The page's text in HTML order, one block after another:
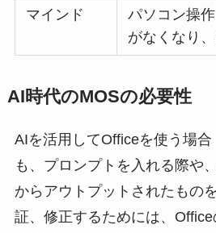
マインド
パソコン操
がなくなり
AI時代のMOSの必要性
AIを活用してOfficeを使う場合
も、プロンプトを入れる際や
からアウトプットされたもの
証、修正するためには、Office